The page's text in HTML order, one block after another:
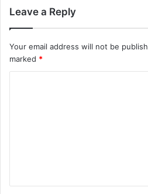
Leave a Reply
Your email address will not be
marked *